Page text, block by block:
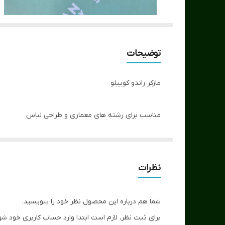
توضیحات
مارکر راندو کوییلو
مناسب برای رشته های معماری و طراحی لباس
طیف 163 رنگ
نظرات
شما هم درباره این محصول نظر خود را بنویسید.
برای ثبت نظر، لازم است ابتدا وارد حساب کاربری خود